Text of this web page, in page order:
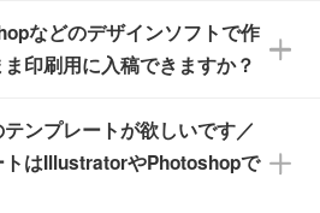
お早めのご発注をお願いい
日換算です。
数がかかります。
入れ替えや、オリジナル
ておりません。
ミュレーター」を使えば、
にデザインを作成できま
ても安心です。
サービス
などのデザインソフトで作
印刷用に入稿できますか？
、CLIP STUDIOなどのデ
わりのデザインを作成した
入稿
ンプレートが欲しいです／
はIllustratorやPhotoshopで